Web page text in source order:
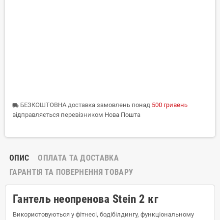
local_shipping БЕЗКОШТОВНА доставка замовлень понад 500 гривень
відправляється перевізником Нова Пошта
ОПИС
ОПЛАТА ТА ДОСТАВКА
ГАРАНТІЯ ТА ПОВЕРНЕННЯ ТОВАРУ
Гантель неопренова Stein 2 кг
Використовуються у фітнесі, бодібілдингу, функціональному